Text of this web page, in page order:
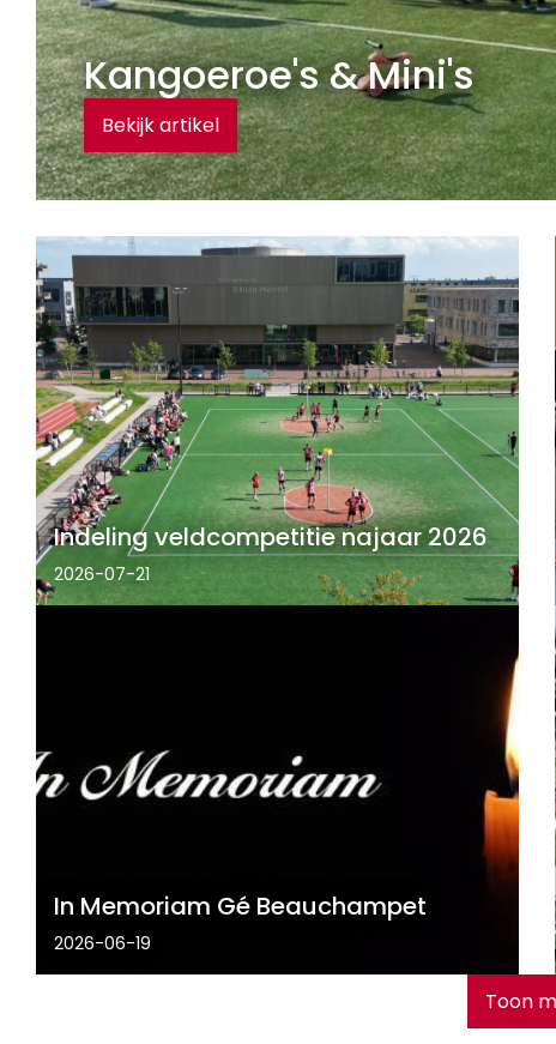
Kangoeroe's & Mini's
Bekijk artikel
Indeling veldcompetitie najaar 2026
2026-07-21
In Memoriam Gé Beauchampet
2026-06-19
Toon